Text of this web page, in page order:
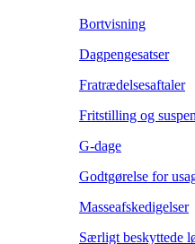
Bortvisning
Dagpengesatser
Fratrædelsesaftaler
Fritstilling og
G-dage
Godtgørelse for
Masseafskedigelser
Særligt beskyttede